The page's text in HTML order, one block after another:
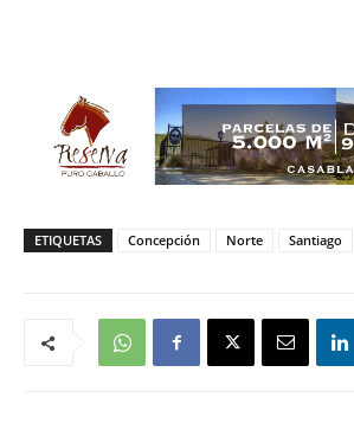
ETIQUETAS Concepción Norte Santiago